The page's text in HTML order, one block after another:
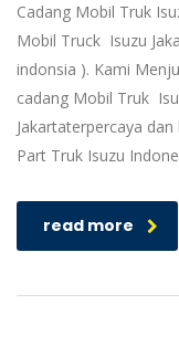
Cadang Mobil Truk
Mobil Truck Isuzu
indonsia ). Kami
cadang Mobil Truk
Jakartaterpercaya
Part Truk Isuzu
read more